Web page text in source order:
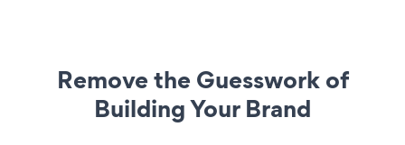
Remove the Guesswork of
Building Your Brand